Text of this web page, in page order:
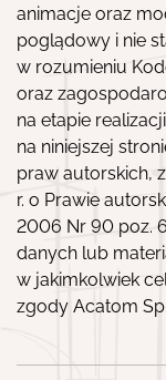
animacje oraz
poglądowy i nie
w rozumieniu
oraz
na etapie
na niniejszej
praw autorskich,
r. o Prawie
2006 Nr 90 poz.
danych lub
w jakimkolwiek
zgody Acatom